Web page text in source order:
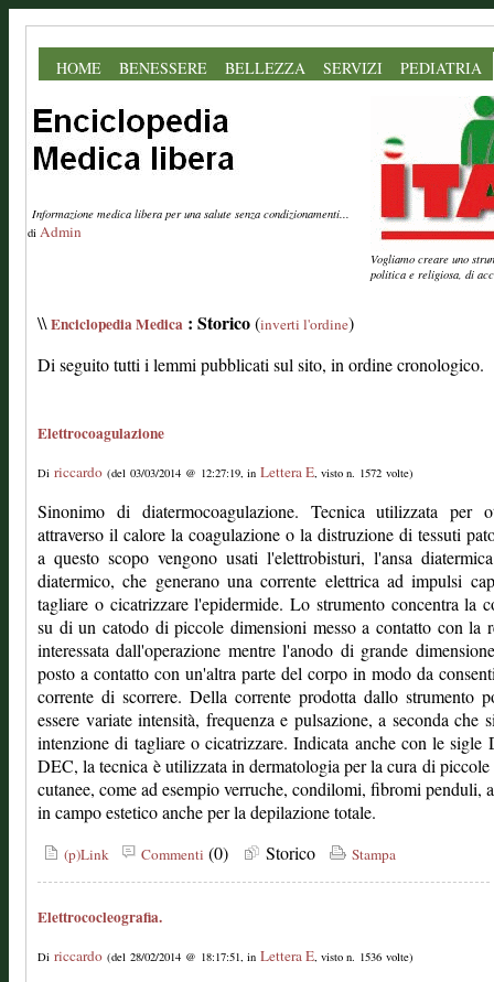
HOME BENESSERE BELLEZZA SERVIZI PEDIATRIA
Informazione medica libera per una salute senza condizionamenti...
di Admin
Vogliamo creare uno
politica e religiosa, di
\\Enciclopedia Medica : Storico(inverti l'ordine)
Di seguito tutti i lemmi pubblicati sul sito, in ordine cronologico.
Elettrocoagulazione
Di riccardo (del 03/03/2014 @ 12:27:19, in Lettera E, visto n. 1572 volte)
Sinonimo di diatermocoagulazione. Tecnica utilizzata per
attraverso il calore la coagulazione o la distruzione di tessuti
a questo scopo vengono usati l'elettrobisturi, l'ansa
diatermico, che generano una corrente elettrica ad impulsi
tagliare o cicatrizzare l'epidermide. Lo strumento concentra la
su di un catodo di piccole dimensioni messo a contatto con la
interessata dall'operazione mentre l'anodo di grande
posto a contatto con un'altra parte del corpo in modo da
corrente di scorrere. Della corrente prodotta dallo strumento
essere variate intensità, frequenza e pulsazione, a seconda che
intenzione di tagliare o cicatrizzare. Indicata anche con le sigle
DEC, la tecnica è utilizzata in dermatologia per la cura di
cutanee, come ad esempio verruche, condilomi, fibromi penduli,
in campo estetico anche per la depilazione totale.
(p)Link Commenti (0) Storico Stampa
Elettrococleografia.
Di riccardo (del 28/02/2014 @ 18:17:51, in Lettera E, visto n. 1536 volte)